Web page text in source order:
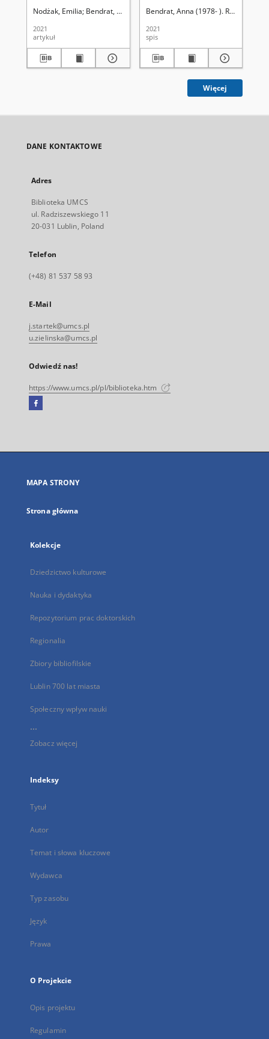
American primetime
dramas
Nodżak, Emilia Bendrat, Anna (1978- ). Redaktor
2021
artykuł
Bendrat, Anna (1978- ). Redaktor
2021
spis
Więcej
DANE KONTAKTOWE
Adres
Biblioteka UMCS
ul. Radziszewskiego 11
20-031 Lublin, Poland
Telefon
(+48) 81 537 58 93
E-Mail
j.startek@umcs.pl
u.zielinska@umcs.pl
Odwiedź nas!
https://www.umcs.pl/pl/biblioteka.htm
Facebook
się
karcie
MAPA STRONY
Strona główna
Kolekcje
Dziedzictwo kulturowe
Nauka i dydaktyka
Repozytorium prac doktorskich
Regionalia
Zbiory bibliofilskie
Lublin 700 lat miasta
Społeczny wpływ nauki
...
Zobacz więcej
Indeksy
Tytuł
Autor
Temat i słowa kluczowe
Wydawca
Typ zasobu
Język
Prawa
O Projekcie
Opis projektu
Regulamin